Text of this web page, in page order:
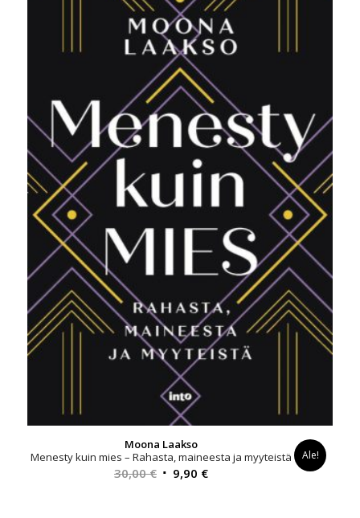
34,00 €.
14,90 €.
Moona Laakso
Menesty kuin mies – Rahasta, maineesta ja myyteistä
30,00€ Alkuperäinen
9,90 €Nykyinen
Ale!